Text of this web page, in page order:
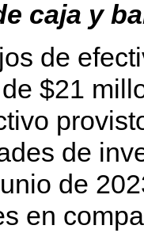
caja y
de
$21
de
de
en